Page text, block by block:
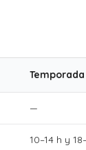
—
10–14 h y